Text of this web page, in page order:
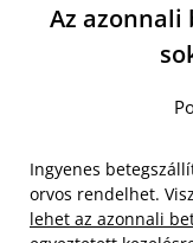
Az azonnali
Ingyenes
orvos rendelhet.
lehet az azonnali